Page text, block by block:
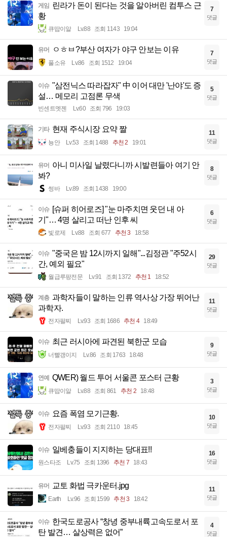
게임 린라가 돈이 된다는 것을 알아버린 컴투스 근
황
큐땁이알 Lv.88 조회 1143 19:04
7
댓글
유머 ㅇㅎㅂ?부산 여자가 야구 안보는 이유
풀소유 Lv.86 조회 1512 19:04
7
댓글
이슈 "삼전닉스 따라잡자" 中 이어 대만 '난야'도 증
설… 메모리 고점론 무색
빈센트멧젠 Lv.60 조회 796 19:03
5
댓글
기타 현재 주식시장 요약 짤
뇽안 Lv.53 조회 1488 추천 2 19:01
11
댓글
유머 아니 미사일 날렸다니까 시발련들아 여기 안
봐?
썽바 Lv.89 조회 1438 19:00
8
댓글
이슈 [슈퍼 히어로즈] "눈 마주치면 웃던 내 아
기"… 4명 살리고 떠난 인후 씨
빛로제 Lv.88 조회 677 추천 3 18:58
6
댓글
이슈 "중국은 밤 12시까지 일해"...김정관 "주52시
간, 예외 필요"
월급루팡전문 Lv.91 조회 1372 추천 1 18:52
29
댓글
계층 과학자들이 말하는 인류 역사상 가장 뛰어난
과학자.
전자팔찌 Lv.93 조회 1686 추천 4 18:49
11
댓글
이슈 최근 러시아에 파견된 북한군 모습
너빨갱이지 Lv.86 조회 1763 18:48
9
댓글
연예 QWER) 월드 투어 서울콘 포스터 근황
큐땁이알 Lv.88 조회 861 추천 2 18:48
3
댓글
이슈 요즘 폭염 모기근황.
전자팔찌 Lv.93 조회 2110 18:45
10
댓글
이슈 일베충들이 지지하는 당대표!!
원스타조 Lv.75 조회 1396 추천 7 18:43
16
댓글
유머 교토 화법 극카운터.jpg
Earth Lv.96 조회 1599 추천 3 18:42
11
댓글
이슈 한국도로공사 “창녕 중부내륙고속도로서 포
탄 발견… 살상력은 없어”
4
댓글